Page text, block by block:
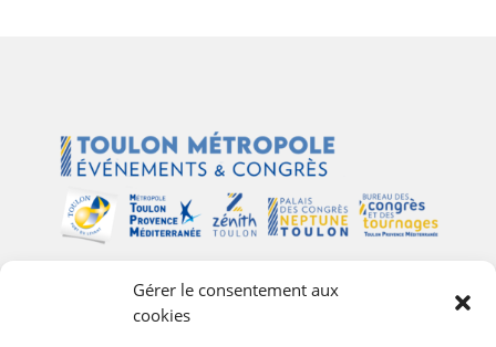
Gérer le consentement aux
cookies
Plan du site